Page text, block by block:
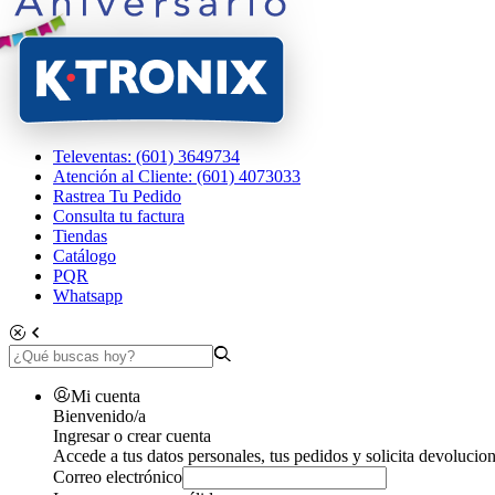
Televentas: (601) 3649734
Atención al Cliente: (601) 4073033
Rastrea Tu Pedido
Consulta tu factura
Tiendas
Catálogo
PQR
Whatsapp
Mi cuenta
Bienvenido/a
Ingresar o crear cuenta
Accede a tus datos personales, tus pedidos y solicita
Correo electrónico